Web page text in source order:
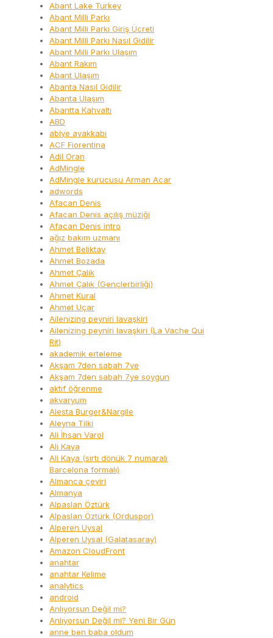
Abant Lake Turkey
Abant Milli Parkı
Abant Milli Parkı Giriş Ücreti
Abant Milli Parkı Nasıl Gidilir
Abant Milli Parkı Ulaşım
Abant Rakım
Abant Ulaşım
Abanta Nasıl Gidilir
Abanta Ulaşım
Abantta Kahvaltı
ABD
abiye ayakkabı
ACF Fiorentina
Adil Oran
AdMingle
AdMingle kurucusu Arman Acar
adwords
Afacan Denis
Afacan Denis açılış müziği
Afacan Denis intro
ağız bakım uzmanı
Ahmet Beliktay
Ahmet Bozada
Ahmet Çalık
Ahmet Çalık (Gençlerbirliği)
Ahmet Kural
Ahmet Uçar
Ailenizing peyniri lavaşkiri
Ailenizing peyniri lavaşkiri (La Vache Qui
Rit)
akademik erteleme
Akşam 7den sabah 7ye
Akşam 7den sabah 7ye soygun
aktif öğrenme
akvaryum
Alesta Burger&Nargile
Aleyna Tilki
Ali İhsan Varol
Ali Kaya
Ali Kaya (sırtı dönük 7 numaralı
Barcelona formalı)
Almanca çeviri
Almanya
Alpaslan Öztürk
Alpaslan Öztürk (Orduspor)
Alperen Uysal
Alperen Uysal (Galatasaray)
Amazon CloudFront
anahtar
anahtar Kelime
analytics
android
Anlıyorsun Değil mi?
Anlıyorsun Değil mi? Yeni Bir Gün
anne ben baba oldum